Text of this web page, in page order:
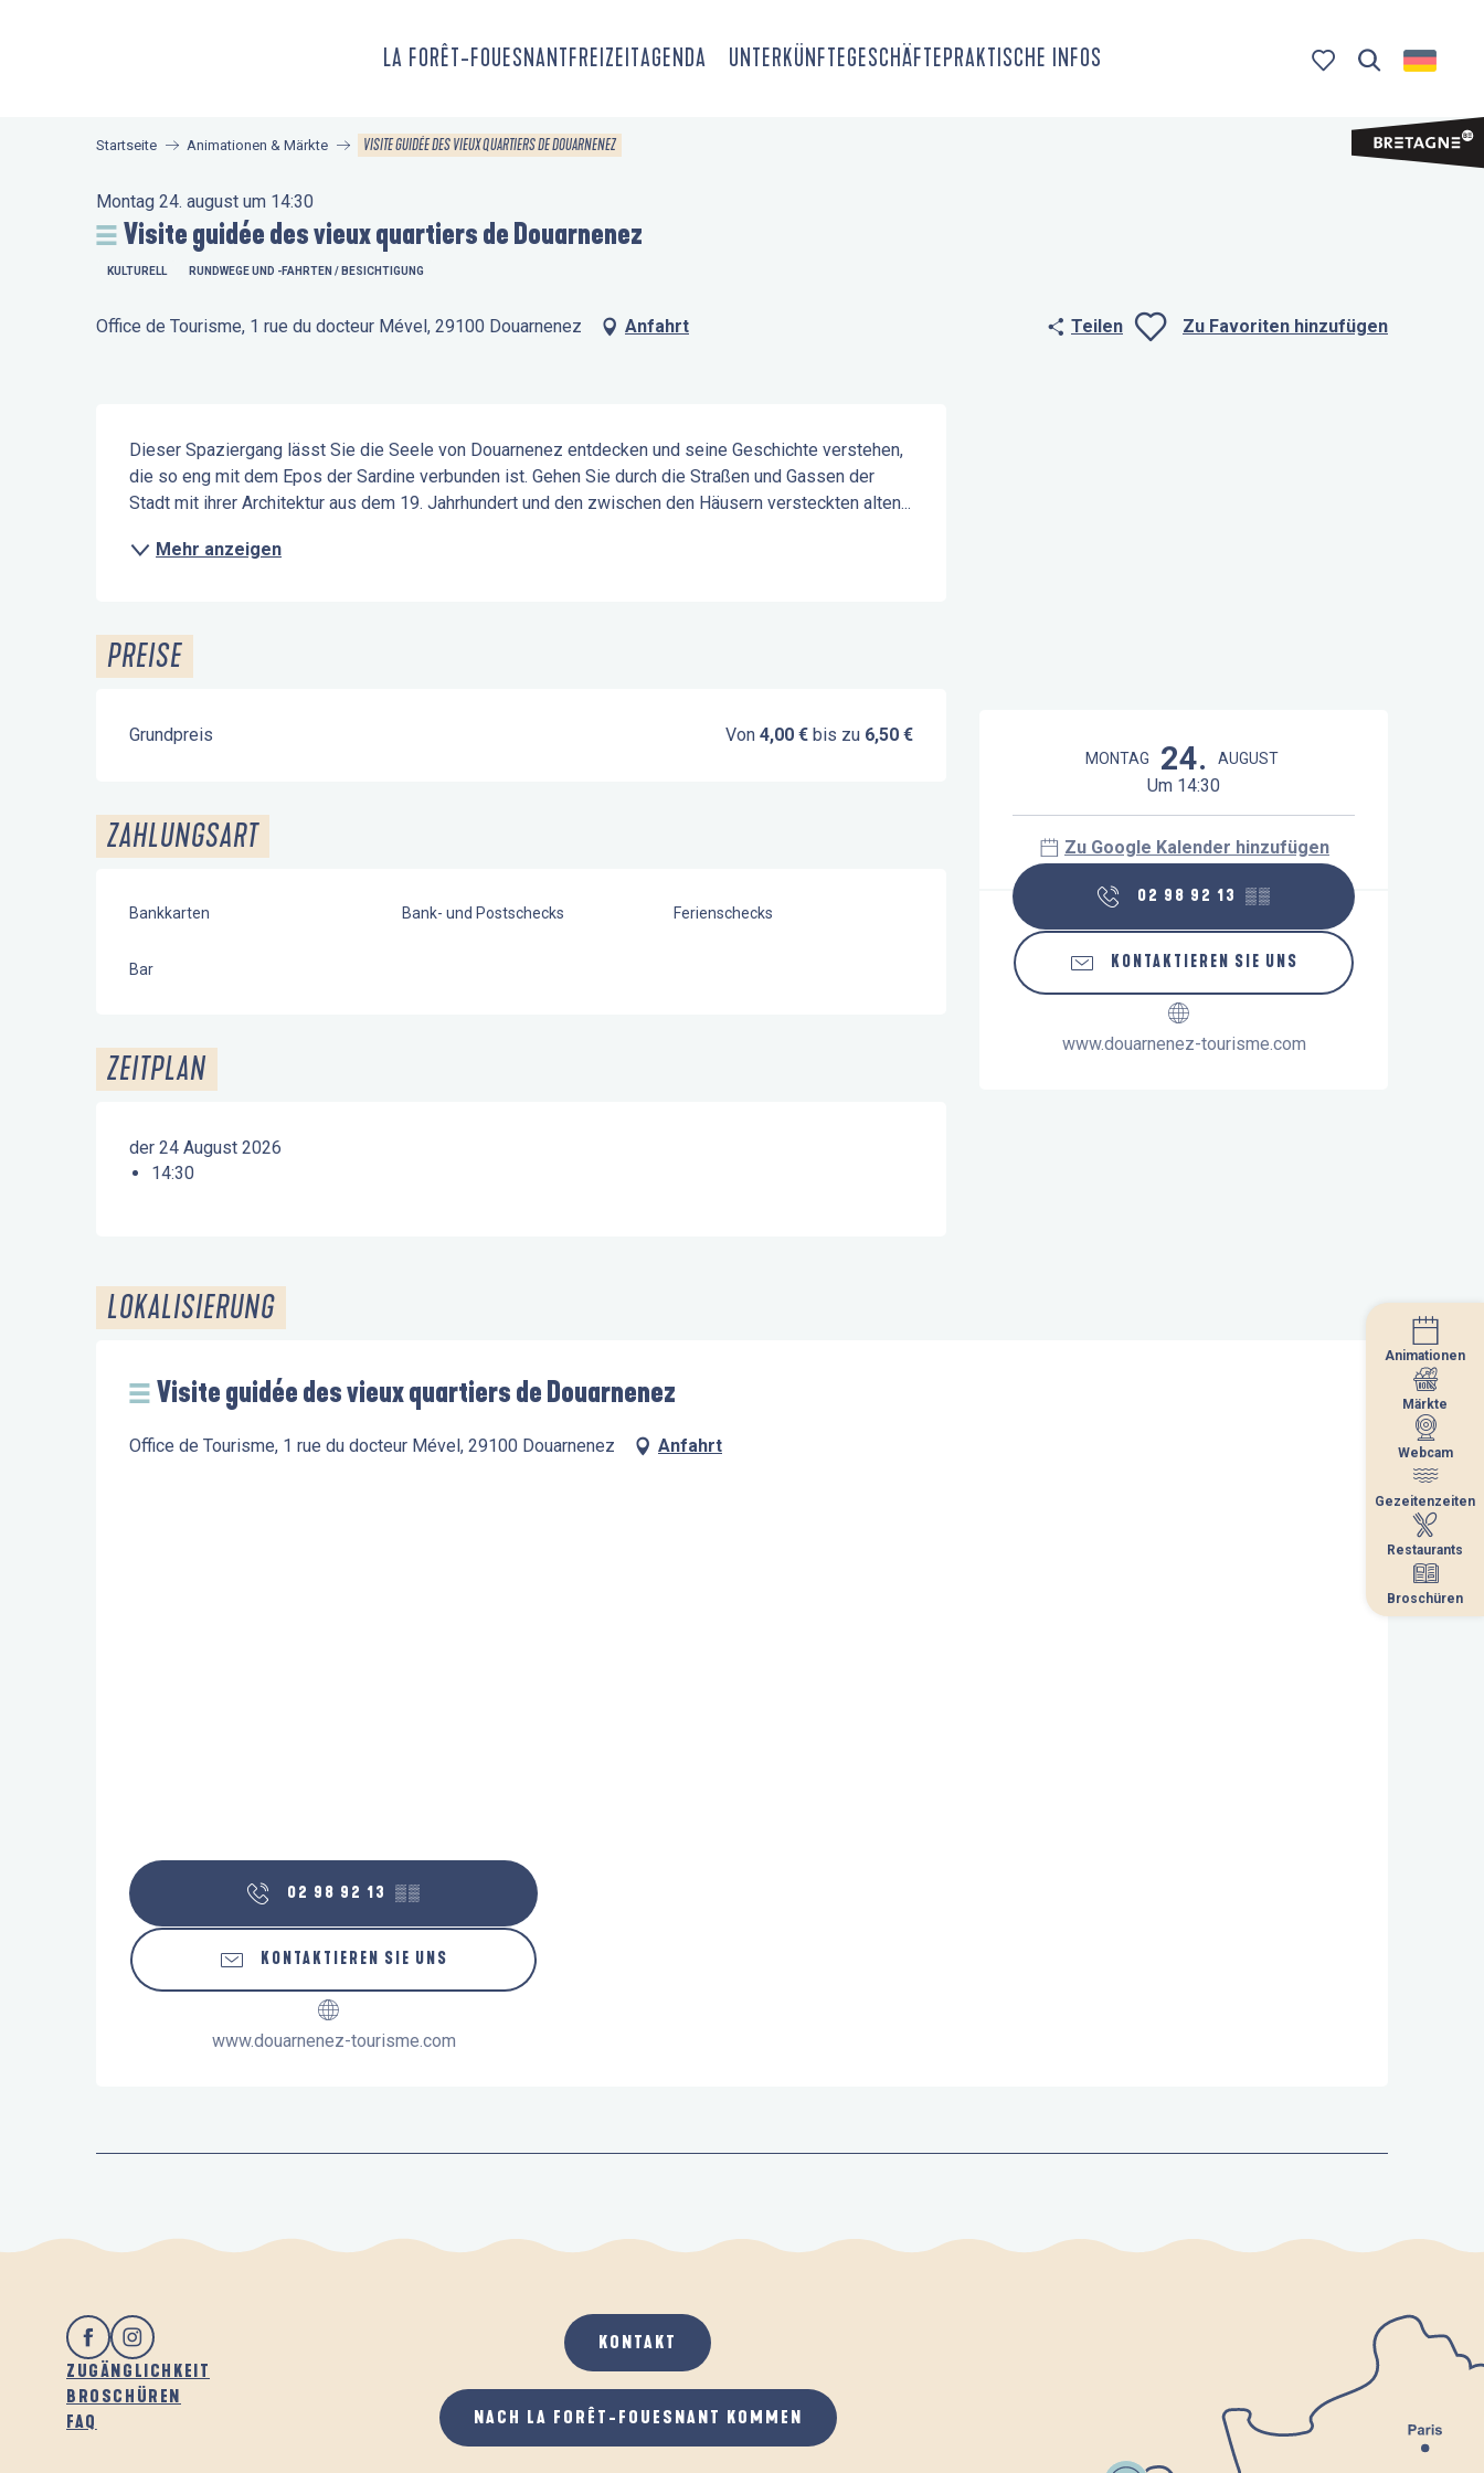
LA FORÊT-FOUESNANTFREIZEITAGENDA UNTERKÜNFTEGESCHÄFTEPRAKTISCHE INFOS
Animationen
Märkte
Webcam
Gezeitenzeiten
Restaurants
Broschüren
Startseite Animationen & Märkte VISITE GUIDÉE DES VIEUX QUARTIERS DE DOUARNENEZ
Montag 24. august um 14:30
Visite guidée des vieux quartiers de Douarnenez
KULTURELL RUNDWEGE UND -FAHRTEN / BESICHTIGUNG
Office de Tourisme, 1 rue du docteur Mével, 29100 Douarnenez Anfahrt Teilen Zu Favoriten hinzufügen
Öffnungszeiten & Kontaktdaten
MONTAG 24. AUGUST
Um 14:30
Zu Google Kalender hinzufügen
02 98 92 13 ▒▒
KONTAKTIEREN SIE UNS
www.douarnenez-tourisme.com
Beschreibung
Dieser Spaziergang lässt Sie die Seele von Douarnenez entdecken und seine Geschichte verstehen,
die so eng mit dem Epos der Sardine verbunden ist. Gehen Sie durch die Straßen und Gassen der
Stadt mit ihrer Architektur aus dem 19. Jahrhundert und den zwischen den Häusern versteckten alten...
Mehr anzeigen
PREISE
Grundpreis Von4,00 € bis zu 6,50 €
ZAHLUNGSART
Bankkarten Bank- und Postschecks Ferienschecks
Bar
ZEITPLAN
der 24 August 2026
14:30
LOKALISIERUNG
Visite guidée des vieux quartiers de Douarnenez
Office de Tourisme, 1 rue du docteur Mével, 29100 Douarnenez Anfahrt
02 98 92 13 ▒▒
KONTAKTIEREN SIE UNS
www.douarnenez-tourisme.com
ZUGÄNGLICHKEIT
BROSCHÜREN
FAQ
KONTAKT
NACH LA FORÊT-FOUESNANT KOMMEN